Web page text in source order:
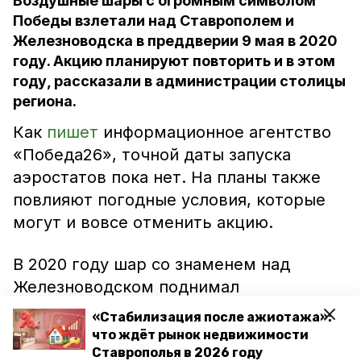
«Стабилизация после ажиотажа»:
что ждёт рынок недвижимости
Ставрополья в 2026 году
Победы взлетали над Ставрополем и
Железноводска в преддверии 9 мая в 2020
году. Акцию планируют повторить и в этом
году, рассказали в администрации столицы
региона.
Как пишет информационное агентство
«Победа26», точной даты запуска
аэростатов пока нет. На планы также
повлияют погодные условия, которые
могут и вовсе отменить акцию.
В 2020 году шар со знаменем над
Железноводском поднимал
руководитель краевой федерации
воздухоплавателей Виталий Ненашев.
Пилот аэростата надеется, что акция